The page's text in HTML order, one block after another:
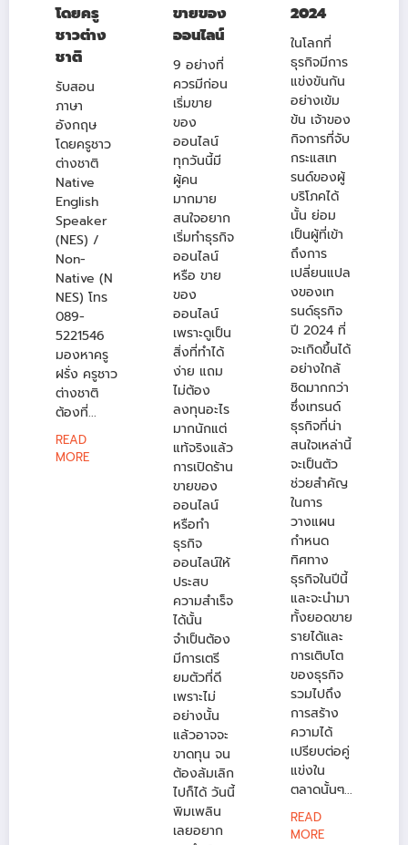
โดยครู
ชาวต่าง
ชาติ
รับสอน
ภาษา
อังกฤษ
โดยครูชาว
ต่างชาติ
Native
English
Speaker
(NES) /
Non-
Native (N
NES) โทร
089-
5221546
มองหาครู
ฝรั่ง ครูชาว
ต่างชาติ
ต้องที่...
READ
MORE
ขายของ
ออนไลน์
9 อย่างที่
ควรมีก่อน
เริ่มขาย
ของ
ออนไลน์
ทุกวันนี้มี
ผู้คน
มากมาย
สนใจอยาก
เริ่มทำธุรกิจ
ออนไลน์
หรือ ขาย
ของ
ออนไลน์
เพราะดูเป็น
สิ่งที่ทำได้
ง่าย แถม
ไม่ต้อง
ลงทุนอะไร
มากนักแต่
แท้จริงแล้ว
การเปิดร้าน
ขายของ
ออนไลน์
หรือทำ
ธุรกิจ
ออนไลน์ให้
ประสบ
ความสำเร็จ
ได้นั้น
จำเป็นต้อง
มีการเตรี
ยมตัวที่ดี
เพราะไม่
อย่างนั้น
แล้วอาจจะ
ขาดทุน จน
ต้องล้มเลิก
ไปก็ได้ วันนี้
พิมเพลิน
เลยอยาก
2024
ในโลกที่
ธุรกิจมีการ
แข่งขันกัน
อย่างเข้ม
ข้น เจ้าของ
กิจการที่จับ
กระแสเท
รนด์ของผู้
บริโภคได้
นั้น ย่อม
เป็นผู้ที่เข้า
ถึงการ
เปลี่ยนแปล
งของเท
รนด์ธุรกิจ
ปี 2024 ที่
จะเกิดขึ้นได้
อย่างใกล้
ชิดมากกว่า
ซึ่งเทรนด์
ธุรกิจที่น่า
สนใจเหล่านี้
จะเป็นตัว
ช่วยสำคัญ
ในการ
วางแผน
กำหนด
ทิศทาง
ธุรกิจในปีนี้
และจะนำมา
ทั้งยอดขาย
รายได้และ
การเติบโต
ของธุรกิจ
รวมไปถึง
การสร้าง
ความได้
เปรียบต่อคู่
แข่งใน
ตลาดนั้นๆ...
READ
MORE